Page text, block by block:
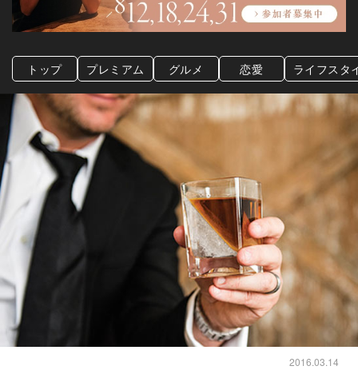
トップ プレミアム グルメ 恋愛 ライフスタ
2016.03.14